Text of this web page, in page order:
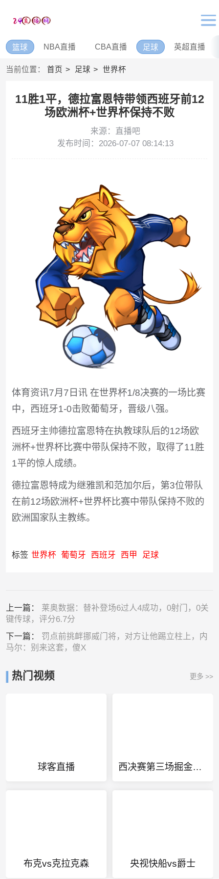
篮球 NBA直播 CBA直播 足球 英超直播
当前位置： 首页 足球 世界杯
11胜1平，德拉富恩特带领西班牙前12
场欧洲杯+世界杯保持不败
来源：直播吧
发布时间：2026-07-07 08:14:13
体育资讯7月7日讯 在世界杯1/8决赛的一场比赛
中，西班牙1-0击败葡萄牙，晋级八强。
西班牙主帅德拉富恩特在执教球队后的12场欧
洲杯+世界杯比赛中带队保持不败，取得了11胜
1平的惊人成绩。
德拉富恩特成为继雅凯和范加尔后，第3位带队
在前12场欧洲杯+世界杯比赛中带队保持不败的
欧洲国家队主教练。
标签 世界杯 葡萄牙 西班牙 西甲 足球
上一篇： 莱奥数据：替补登场6过人4成功，0射门，0关
键传球，评分6.7分
下一篇： 罚点前挑衅挪威门将，对方让他踢立柱上，内
马尔：别来这套，傻X
热门视频 更多 >>
球客直播 西决赛第三场掘金VS湖人
布克vs克拉克森 央视快船vs爵士